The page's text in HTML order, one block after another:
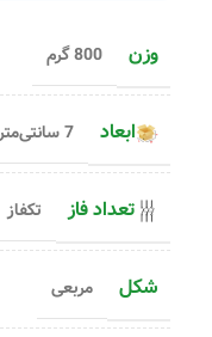
وزن 800 گرم
ابعاد 7 سانتی‌متر × 10 سانتی‌متر × 10 سانتی‌متر
تعداد فاز تکفاز
شکل مربعی